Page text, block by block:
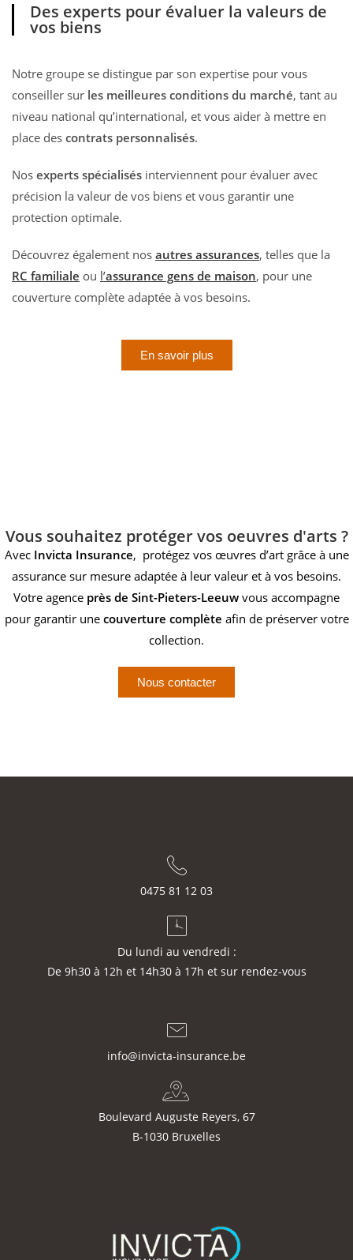
Des experts pour évaluer la valeurs de
vos biens
Notre groupe se distingue par son expertise pour vous
conseiller sur les meilleures conditions du marché, tant au
niveau national qu’international, et vous aider à mettre en
place des contrats personnalisés.
Nos experts spécialisés interviennent pour évaluer avec
précision la valeur de vos biens et vous garantir une
protection optimale.
Découvrez également nos autres assurances, telles que la
RC familiale ou l’assurance gens de maison, pour une
couverture complète adaptée à vos besoins.
En savoir plus
Vous souhaitez protéger vos oeuvres d'arts ?
Avec Invicta Insurance, protégez vos œuvres d’art grâce à une
assurance sur mesure adaptée à leur valeur et à vos besoins.
Votre agence près de Sint-Pieters-Leeuw vous accompagne
pour garantir une couverture complète afin de préserver votre
collection.
Nous contacter
0475 81 12 03
Du lundi au vendredi :
De 9h30 à 12h et 14h30 à 17h et sur rendez-vous
info@invicta-insurance.be
Boulevard Auguste Reyers, 67
B-1030 Bruxelles